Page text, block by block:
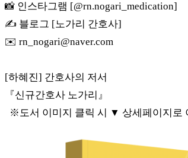
📸 인스타그램 [@rn.nogari_medication]
✍️ 블로그 [노가리 간호사]
✉️ rn_nogari@naver.com
[하혜진] 간호사의 저서
『신규간호사 노가리』
※도서 이미지 클릭 시 ▼ 상세페이지로